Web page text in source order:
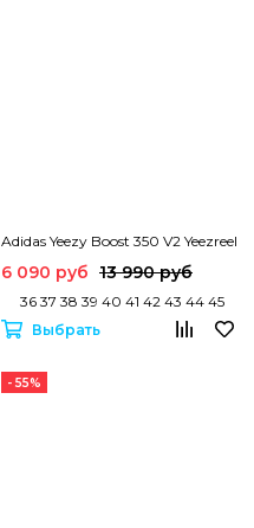
Adidas Yeezy Boost 350 V2 Yeezreel
6 090 руб 13 990 руб
36 37 38 39 40 41 42 43 44 45
Выбрать
- 55%